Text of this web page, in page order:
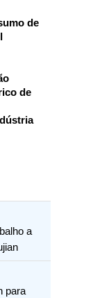
de
de
a
para